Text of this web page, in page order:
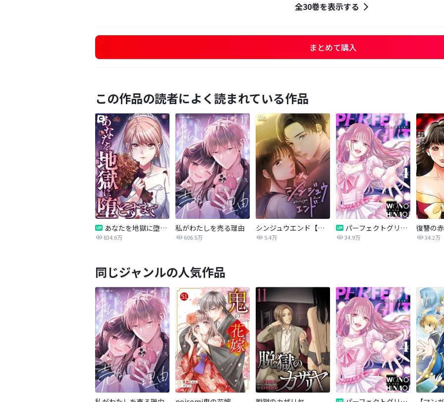
全30巻を表示する
まとめて購入
この作品の読者によく読まれている作品
あなたを地獄に堕とすまで
834.6万
私がわたしを売る理由
606.5万
シンジュウエンド【タテヨミ】
5.4万
パーフェクトグリッター
34.9万 34.2万
同じジャンルの人気作品